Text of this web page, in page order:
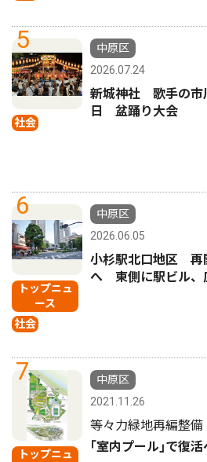
5
社会
中原区
2026.07.24
新城神社 歌手の市
日 盆踊り大会
6
トップニュ
ース
社会
中原区
2026.06.05
小杉駅北口地区 再
へ 東側に駅ビル、
7
トップニュ
中原区
2021.11.26
等々力緑地再編整備
｢室内プール｣で復活